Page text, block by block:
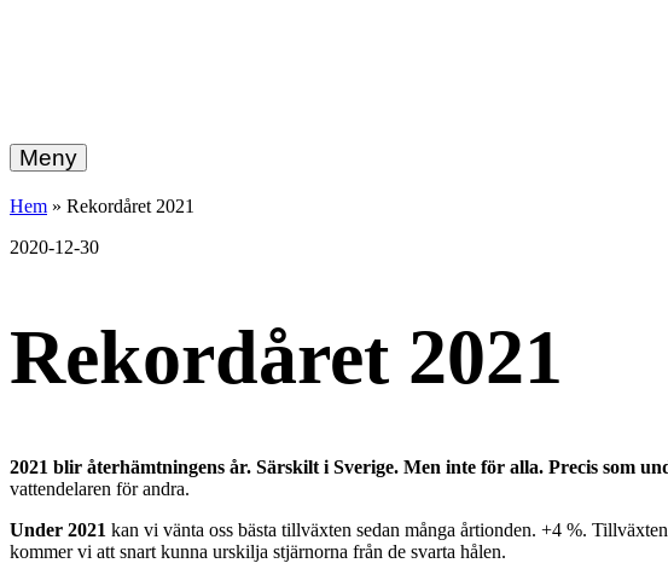
vidare
till
innehållet
energi
+
Meny
Hem » Rekordåret 2021
2020-12-30
Rekordåret 2021
2021 blir återhämtningens år. Särskilt i Sverige. Men inte för alla. Precis som
vattendelaren för andra.
Under 2021 kan vi vänta oss bästa tillväxten sedan många årtionden. +4 %.
kommer vi att snart kunna urskilja stjärnorna från de svarta hålen.